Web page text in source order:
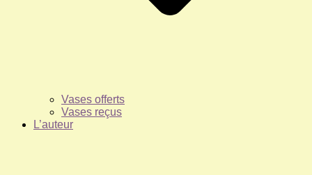
Vases offerts
Vases reçus
L’auteur